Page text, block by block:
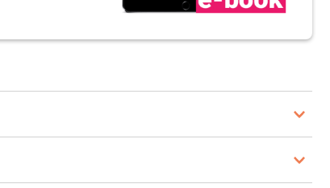
na Rangos School de Ciências da Saúde na